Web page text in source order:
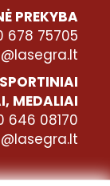
PREKYBA
678 75705
MEDALIAI
646 08170